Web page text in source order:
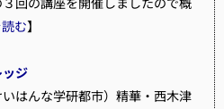
む】
ジ
はんな学研都市）精華・西木津